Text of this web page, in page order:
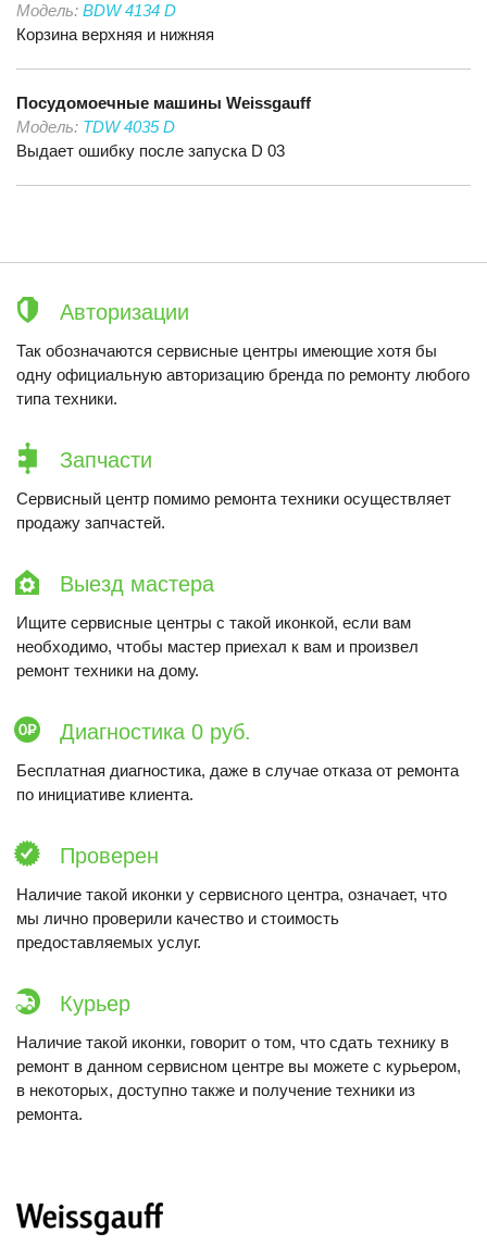
Модель: BDW 4134 D
Корзина верхняя и нижняя
Посудомоечные машины Weissgauff
Модель: TDW 4035 D
Выдает ошибку после запуска D 03
Авторизации
Так обозначаются сервисные центры имеющие хотя бы
одну официальную авторизацию бренда по ремонту любого
типа техники.
Запчасти
Сервисный центр помимо ремонта техники осуществляет
продажу запчастей.
Выезд мастера
Ищите сервисные центры с такой иконкой, если вам
необходимо, чтобы мастер приехал к вам и произвел
ремонт техники на дому.
Диагностика 0 руб.
Бесплатная диагностика, даже в случае отказа от ремонта
по инициативе клиента.
Проверен
Наличие такой иконки у сервисного центра, означает, что
мы лично проверили качество и стоимость
предоставляемых услуг.
Курьер
Наличие такой иконки, говорит о том, что сдать технику в
ремонт в данном сервисном центре вы можете с курьером,
в некоторых, доступно также и получение техники из
ремонта.